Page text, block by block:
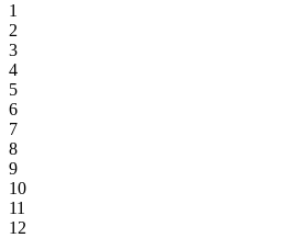
1
2
3
4
5
6
7
8
9
10
11
12